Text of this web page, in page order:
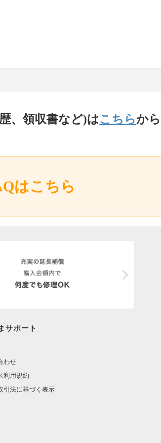
、領収書など)はこちらから
はこちら
サポート
わせ
利用規約
引法に基づく表示